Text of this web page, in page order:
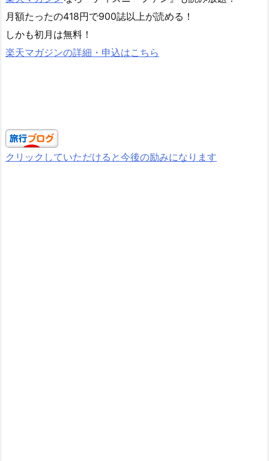
月額たったの418円で900誌以上が読める！
しかも初月は無料！
楽天マガジンの詳細・申込はこちら
クリックしていただけると今後の励みになります